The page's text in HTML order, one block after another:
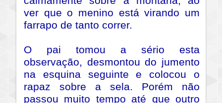
ver que o menino está virando um
farrapo de tanto correr.
O pai tomou a sério esta
observação, desmontou do jumento
na esquina seguinte e colocou o
rapaz sobre a sela. Porém não
passou muito tempo até que outro